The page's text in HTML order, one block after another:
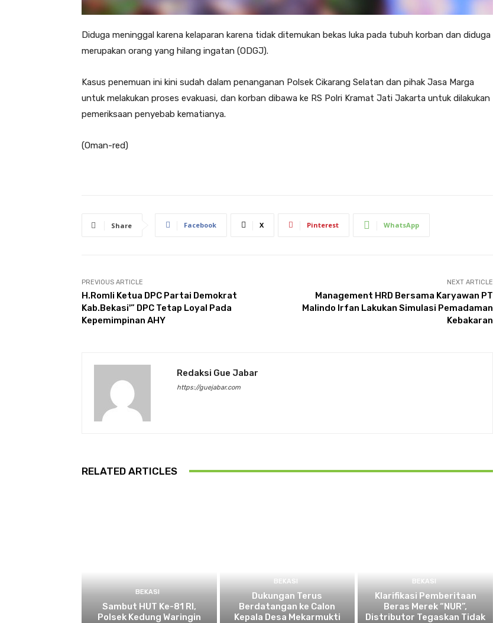
Diduga meninggal karena kelaparan karena tidak ditemukan bekas luka pada tubuh korban dan diduga
merupakan orang yang hilang ingatan (ODGJ).
Kasus penemuan ini kini sudah dalam penanganan Polsek Cikarang Selatan dan pihak Jasa Marga
untuk melakukan proses evakuasi, dan korban dibawa ke RS Polri Kramat Jati Jakarta untuk dilakukan
pemeriksaan penyebab kematianya.
(Oman-red)
Share Facebook X Pinterest WhatsApp
PREVIOUS ARTICLE
H.Romli Ketua DPC Partai Demokrat
Kab.Bekasi'” DPC Tetap Loyal Pada
Kepemimpinan AHY
NEXT ARTICLE
Management HRD Bersama Karyawan PT
Malindo Irfan Lakukan Simulasi Pemadaman
Kebakaran
Redaksi Gue Jabar
https://guejabar.com
RELATED ARTICLES
BEKASI
Sambut HUT Ke-81 RI,
Polsek Kedung Waringin
BEKASI
Dukungan Terus
Berdatangan ke Calon
Kepala Desa Mekarmukti
BEKASI
Klarifikasi Pemberitaan
Beras Merek “NUR”,
Distributor Tegaskan Tidak